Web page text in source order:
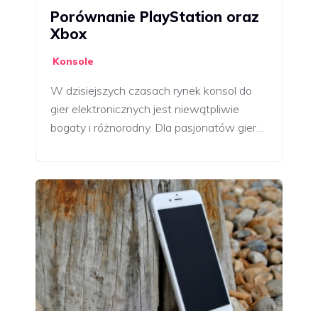
Porównanie PlayStation oraz
Xbox
Konsole
W dzisiejszych czasach rynek konsol do
gier elektronicznych jest niewątpliwie
bogaty i różnorodny. Dla pasjonatów gier…